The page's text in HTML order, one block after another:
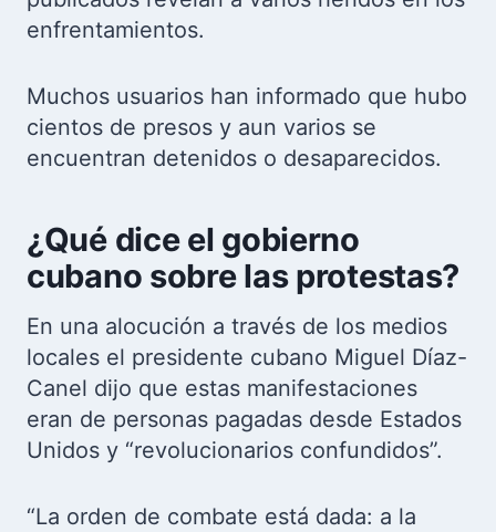
enfrentamientos.
Muchos usuarios han informado que hubo
cientos de presos y aun varios se
encuentran detenidos o desaparecidos.
¿Qué dice el gobierno
cubano sobre las protestas?
En una alocución a través de los medios
locales el presidente cubano Miguel Díaz-
Canel dijo que estas manifestaciones
eran de personas pagadas desde Estados
Unidos y “revolucionarios confundidos”.
“La orden de combate está dada: a la